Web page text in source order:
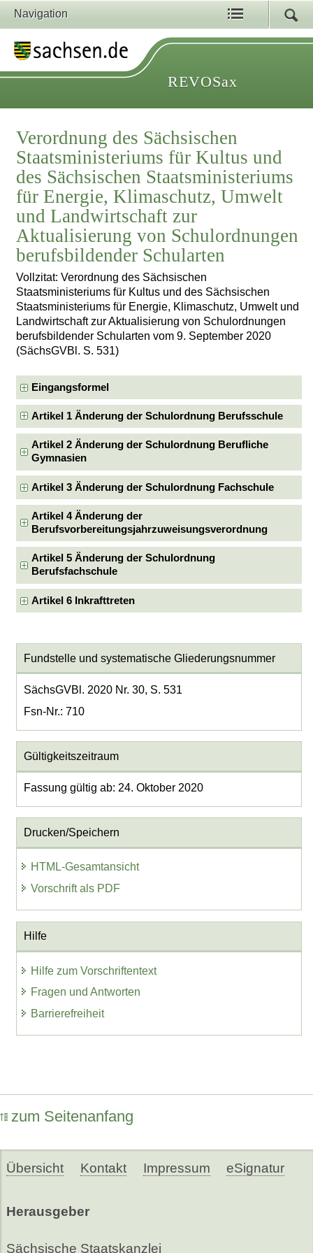
Navigation
REVOSax
Verordnung des Sächsischen
Staatsministeriums für Kultus und
des Sächsischen Staatsministeriums
für Energie, Klimaschutz, Umwelt
und Landwirtschaft zur
Aktualisierung von Schulordnungen
berufsbildender Schularten
Vollzitat: Verordnung des Sächsischen
Staatsministeriums für Kultus und des Sächsischen
Staatsministeriums für Energie, Klimaschutz, Umwelt und
Landwirtschaft zur Aktualisierung von Schulordnungen
berufsbildender Schularten vom 9. September 2020
(SächsGVBl. S. 531)
Eingangsformel
Artikel 1 Änderung der Schulordnung Berufsschule
Artikel 2 Änderung der Schulordnung Berufliche
Gymnasien
Artikel 3 Änderung der Schulordnung Fachschule
Artikel 4 Änderung der
Berufsvorbereitungsjahrzuweisungsverordnung
Artikel 5 Änderung der Schulordnung
Berufsfachschule
Artikel 6 Inkrafttreten
Fundstelle und systematische Gliederungsnummer
SächsGVBl. 2020 Nr. 30, S. 531
Fsn-Nr.: 710
Gültigkeitszeitraum
Fassung gültig ab: 24. Oktober 2020
Drucken/Speichern
HTML-Gesamtansicht
Vorschrift als PDF
Hilfe
Hilfe zum Vorschriftentext
Fragen und Antworten
Barrierefreiheit
zum Seitenanfang
Übersicht Kontakt Impressum eSignatur
Herausgeber
Sächsische Staatskanzlei